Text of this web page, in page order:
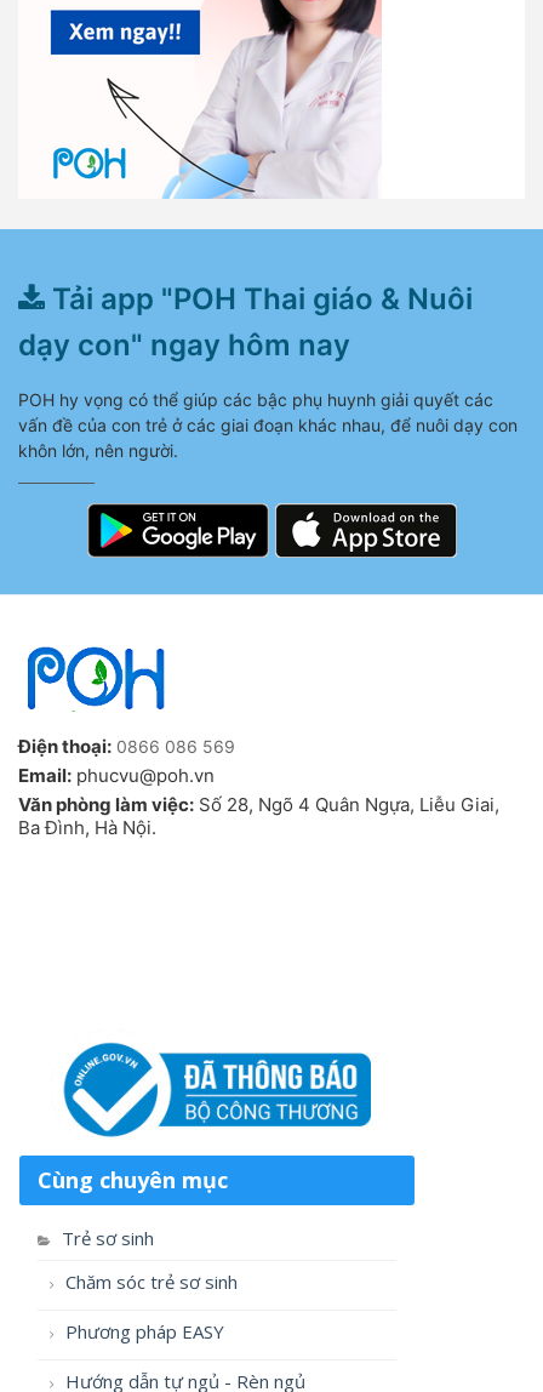
Tải app "POH Thai giáo & Nuôi
dạy con" ngay hôm nay
POH hy vọng có thể giúp các bậc phụ huynh giải quyết các
vấn đề của con trẻ ở các giai đoạn khác nhau, để nuôi dạy con
khôn lớn, nên người.
Điện thoại: 0866 086 569
Email: phucvu@poh.vn
Văn phòng làm việc: Số 28, Ngõ 4 Quân Ngựa, Liễu Giai,
Ba Đình, Hà Nội.
Cùng chuyên mục
Trẻ sơ sinh
Chăm sóc trẻ sơ sinh
Phương pháp EASY
Hướng dẫn tự ngủ - Rèn ngủ